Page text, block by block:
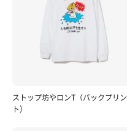
ストップ坊やロンT（バックプリン
ト）